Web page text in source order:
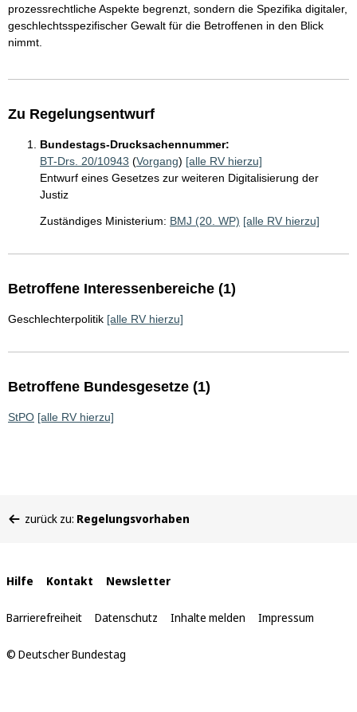
prozessrechtliche Aspekte begrenzt, sondern die Spezifika digitaler,
geschlechtsspezifischer Gewalt für die Betroffenen in den Blick
nimmt.
Zu Regelungsentwurf
Bundestags-Drucksachennummer:
BT-Drs. 20/10943 (Vorgang) [alle RV hierzu]
Entwurf eines Gesetzes zur weiteren Digitalisierung der
Justiz
Zuständiges Ministerium: BMJ (20. WP) [alle RV hierzu]
Betroffene Interessenbereiche (1)
Geschlechterpolitik [alle RV hierzu]
Betroffene Bundesgesetze (1)
StPO [alle RV hierzu]
befinden
zurück zu: Regelungsvorhaben
Interne
Links
Hilfe Kontakt Newsletter
Barrierefreiheit Datenschutz Inhalte melden Impressum
© Deutscher Bundestag